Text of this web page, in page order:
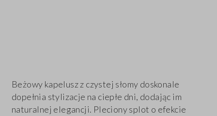
Beżowy kapelusz z czystej słomy doskonale
dopełnia stylizacje na ciepłe dni, dodając im
naturalnej elegancji. Pleciony splot o efekcie